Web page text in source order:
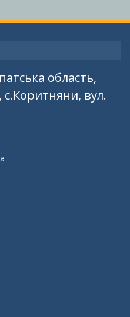
область,
вул.